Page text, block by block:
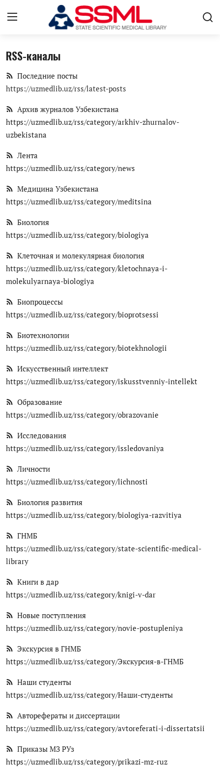
Авторизоваться
Главная
О нас
Архив журналов Узбекистана
Контакты
Стратегический план развития
Цифровые коллекции
История здравоохранения Узбекистана
Периодические издания
Фотогалерея
Медики Узбекистана
ВАК
ИИ
PDF-translator
Статистика
Антикоррупция
RSS-каналы
Последние посты
https://uzmedlib.uz/rss/latest-posts
Архив журналов Узбекистана
https://uzmedlib.uz/rss/category/arkhiv-zhurnalov-
uzbekistana
Лента
https://uzmedlib.uz/rss/category/news
Медицина Узбекистана
https://uzmedlib.uz/rss/category/meditsina
Биология
https://uzmedlib.uz/rss/category/biologiya
Клеточная и молекулярная биология
https://uzmedlib.uz/rss/category/kletochnaya-i-
molekulyarnaya-biologiya
Биопроцессы
https://uzmedlib.uz/rss/category/bioprotsessi
Биотехнологии
https://uzmedlib.uz/rss/category/biotekhnologii
Искусственный интеллект
https://uzmedlib.uz/rss/category/iskusstvenniy-intellekt
Образование
https://uzmedlib.uz/rss/category/obrazovanie
Исследования
https://uzmedlib.uz/rss/category/issledovaniya
Личности
https://uzmedlib.uz/rss/category/lichnosti
Биология развития
https://uzmedlib.uz/rss/category/biologiya-razvitiya
ГНМБ
https://uzmedlib.uz/rss/category/state-scientific-medical-
library
Книги в дар
https://uzmedlib.uz/rss/category/knigi-v-dar
Новые поступления
https://uzmedlib.uz/rss/category/novie-postupleniya
Экскурсия в ГНМБ
https://uzmedlib.uz/rss/category/Экскурсия-в-ГНМБ
Наши студенты
https://uzmedlib.uz/rss/category/Наши-студенты
Авторефераты и диссертации
https://uzmedlib.uz/rss/category/avtoreferati-i-dissertatsii
Приказы МЗ РУз
https://uzmedlib.uz/rss/category/prikazi-mz-ruz